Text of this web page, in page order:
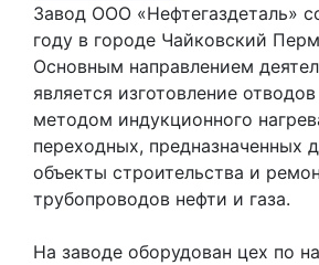
Завод ООО «Нефтегаздеталь»
году в городе Чайковский
Основным направлением
является изготовление
методом индукционного
переходных, предназначенных
объекты строительства и
трубопроводов нефти и газа.
На заводе оборудован цех по